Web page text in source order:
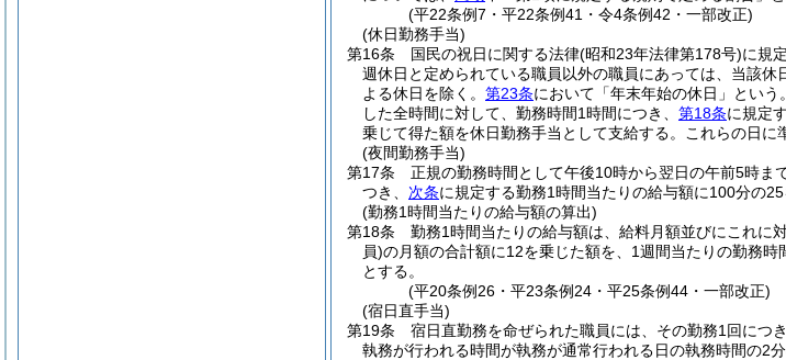
(平22条例7・平22条例41・令4条例42・一部改正)
(休日勤務手当)
第16条
国民の祝日に関する法律(昭和23年法律第178号)に規
週休日と定められている職員以外の職員にあっては、当該
よる休日を除く。 第23条において「年末年始の休日」という
した全時間に対して、勤務時間1時間につき、 第18条に規定
乗じて得た額を休日勤務手当として支給する。
これらの日に
(夜間勤務手当)
第17条
正規の勤務時間として午後10時から翌日の午前5時ま
つき、 次条に規定する勤務1時間当たりの給与額に100分の
(勤務1時間当たりの給与額の算出)
第18条
勤務1時間当たりの給与額は、給料月額並びにこれに
員)の月額の合計額に12を乗じた額を、1週間当たりの勤務
とする。
(平20条例26・平23条例24・平25条例44・一部改正)
(宿日直手当)
第19条
宿日直勤務を命ぜられた職員には、その勤務1回につ
執務が行われる時間が執務が通常行われる日の執務時間の2